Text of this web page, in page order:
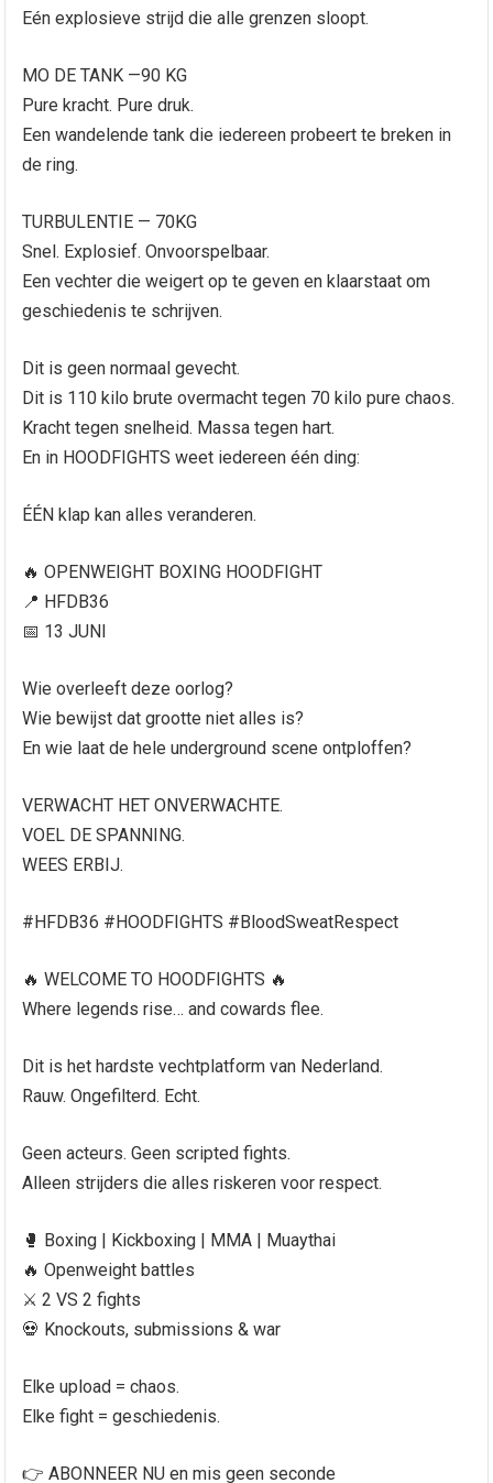
Eén explosieve strijd die alle grenzen sloopt.
MO DE TANK —90 KG
Pure kracht. Pure druk.
Een wandelende tank die iedereen probeert te breken in
de ring.
TURBULENTIE — 70KG
Snel. Explosief. Onvoorspelbaar.
Een vechter die weigert op te geven en klaarstaat om
geschiedenis te schrijven.
Dit is geen normaal gevecht.
Dit is 110 kilo brute overmacht tegen 70 kilo pure chaos.
Kracht tegen snelheid. Massa tegen hart.
En in HOODFIGHTS weet iedereen één ding:
ÉÉN klap kan alles veranderen.
🔥 OPENWEIGHT BOXING HOODFIGHT
📍 HFDB36
📅 13 JUNI
Wie overleeft deze oorlog?
Wie bewijst dat grootte niet alles is?
En wie laat de hele underground scene ontploffen?
VERWACHT HET ONVERWACHTE.
VOEL DE SPANNING.
WEES ERBIJ.
#HFDB36 #HOODFIGHTS #BloodSweatRespect
🔥 WELCOME TO HOODFIGHTS 🔥
Where legends rise… and cowards flee.
Dit is het hardste vechtplatform van Nederland.
Rauw. Ongefilterd. Echt.
Geen acteurs. Geen scripted fights.
Alleen strijders die alles riskeren voor respect.
🥊 Boxing | Kickboxing | MMA | Muaythai
🔥 Openweight battles
⚔️ 2 VS 2 fights
💀 Knockouts, submissions & war
Elke upload = chaos.
Elke fight = geschiedenis.
👉 ABONNEER NU en mis geen seconde